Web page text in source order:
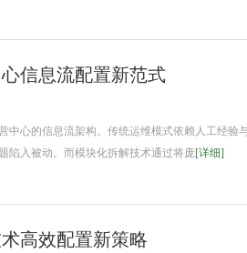
信息流配置新范式
心的信息流架构。传统运维模式依赖人工经验
陷入被动。而模块化拆解技术通过将庞[详细]
高效配置新策略